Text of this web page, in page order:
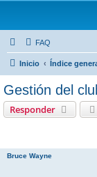
FAQ
Inicio Índice
Gestión del
Responder
Bruce Wayne